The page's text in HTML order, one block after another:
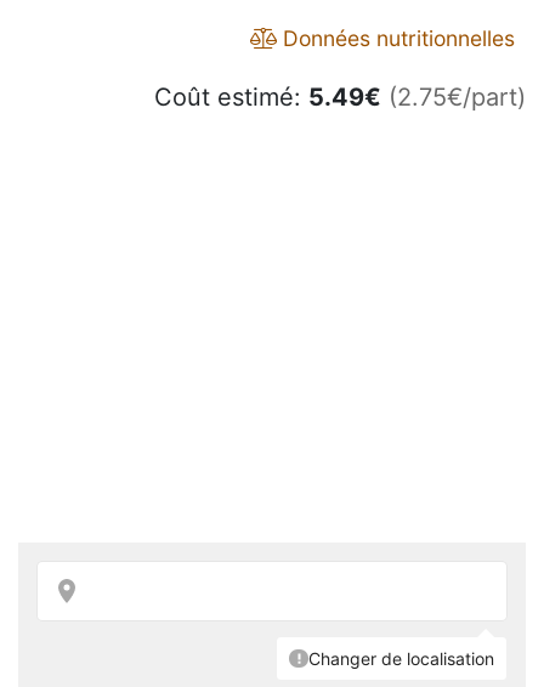
Données nutritionnelles
Coût estimé: 5.49€ (2.75€/part)